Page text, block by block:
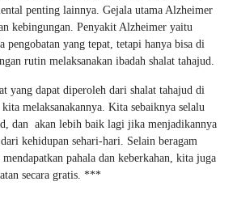
penting lainnya. Gejala utama Alzheimer
kebingungan. Penyakit Alzheimer yaitu
pengobatan yang tepat, tetapi hanya bisa di
rutin melaksanakan ibadah shalat tahajud.
yang dapat diperoleh dari shalat tahajud di
melaksanakannya. Kita sebaiknya selalu
dan akan lebih baik lagi jika menjadikannya
kehidupan sehari-hari. Selain beragam
pahala dan keberkahan, kita juga
secara gratis. ***